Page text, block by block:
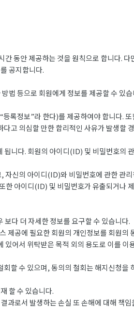
동안 제공하는 것을 원칙으로 합니다.
공지합니다.
법 등으로 회원에게 정보를 제공할 수 있
정보”라 한다)를 제공하여야 합니다.
고 의심할 만한 합리적인 사유가 발생할
니다. 회원의 아이디(ID) 및 비밀번호의
신의 아이디(ID)와 비밀번호에 관한 관
아이디(ID) 및 비밀번호가 유출되거나
다 더 자세한 정보를 요구할 수 있습니다.
공에 필요한 회원의 개인정보를 회원의
어서 위탁받은 목적 외의 용도로 이를 이
할 수 있으며, 동의의 철회는 해지신청을
할 수 있습니다.
과로서 발생하는 손실 또 손해에 대해 책임